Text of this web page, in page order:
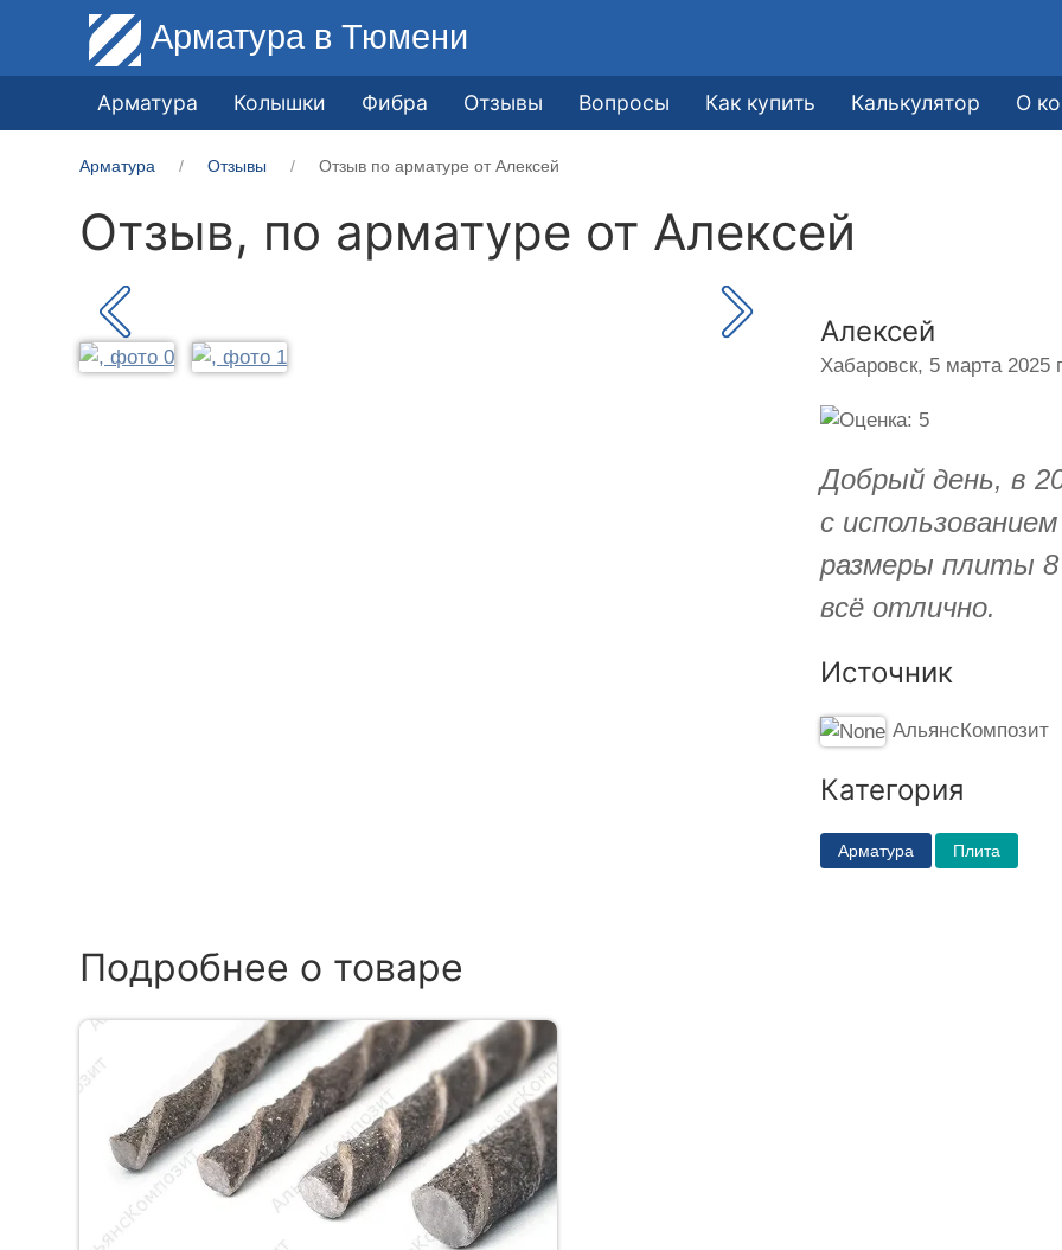
Арматура в Тюмени
Арматура Колышки Фибра Отзывы Вопросы Как купить Калькулятор О
Арматура Отзывы Отзыв по арматуре от Алексей
Отзыв, по арматуре от Алексей
Алексей
Хабаровск, 5 марта 2025
Добрый день, в
с
размеры плиты
всё отлично.
Источник
АльянсКомпозит
Категория
Арматура Плита
Подробнее о товаре